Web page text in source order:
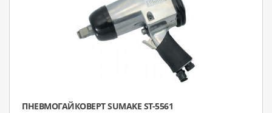
ПНЕВМОГАЙКОВЕРТ SUMAKE ST-5561